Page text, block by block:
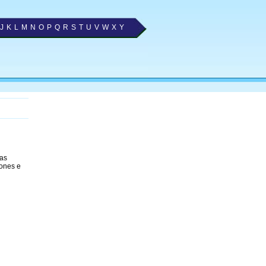
J K L M N O P Q R S T U V W X Y
e